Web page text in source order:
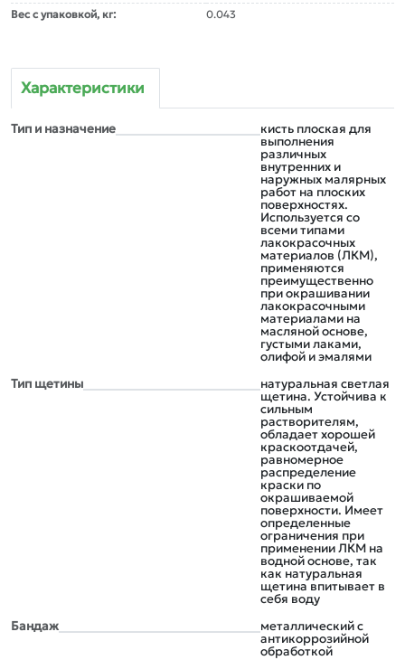
Вес с упаковкой, кг:
0.043
Характеристики
Тип и назначение
кисть плоская для
выполнения
различных
внутренних и
наружных малярных
работ на плоских
поверхностях.
Используется со
всеми типами
лакокрасочных
материалов (ЛКМ),
применяются
преимущественно
при окрашивании
лакокрасочными
материалами на
масляной основе,
густыми лаками,
олифой и эмалями
Тип щетины
натуральная светлая
щетина. Устойчива к
сильным
растворителям,
обладает хорошей
краскоотдачей,
равномерное
распределение
краски по
окрашиваемой
поверхности. Имеет
определенные
ограничения при
применении ЛКМ на
водной основе, так
как натуральная
щетина впитывает в
себя воду
Бандаж
металлический с
антикоррозийной
обработкой